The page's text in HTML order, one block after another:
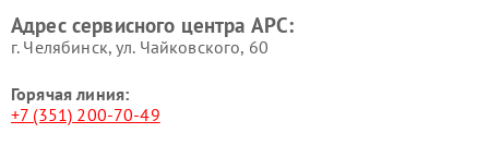
Адрес сервисного центра APC:
г. Челябинск, ул. Чайковского, 60
Горячая линия:
+7 (351) 200-70-49